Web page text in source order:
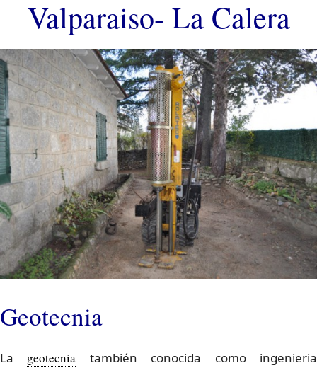
Valparaiso- La Calera
Geotecnia
La geotecnia también conocida como ingenieria